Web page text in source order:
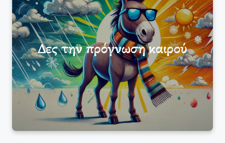
Δες την πρόγνωση καιρού